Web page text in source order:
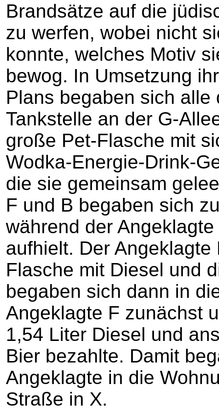
Brandsätze auf die
zu werfen, wobei nicht
konnte, welches Motiv
bewog. In Umsetzung
Plans begaben sich alle
Tankstelle an der G-
große Pet-Flasche mit
Wodka-Energie-Drink-
die sie gemeinsam
F und B begaben sich
während der
aufhielt. Der
Flasche mit Diesel und
begaben sich dann in
Angeklagte F zunächst
1,54 Liter Diesel und
Bier bezahlte. Damit
Angeklagte in die
Straße in X.